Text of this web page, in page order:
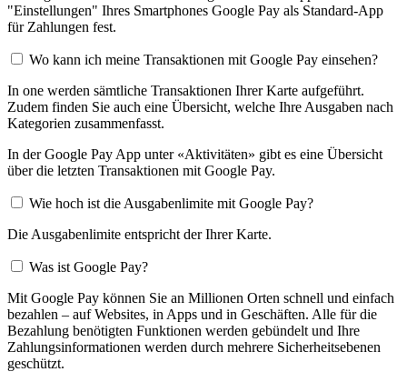
"Einstellungen" Ihres Smartphones Google Pay als Standard-App
für Zahlungen fest.
Wo kann ich meine Transaktionen mit Google Pay einsehen?
In one werden sämtliche Transaktionen Ihrer Karte aufgeführt.
Zudem finden Sie auch eine Übersicht, welche Ihre Ausgaben nach
Kategorien zusammenfasst.
In der Google Pay App unter «Aktivitäten» gibt es eine Übersicht
über die letzten Transaktionen mit Google Pay.
Wie hoch ist die Ausgabenlimite mit Google Pay?
Die Ausgabenlimite entspricht der Ihrer Karte.
Was ist Google Pay?
Mit Google Pay können Sie an Millionen Orten schnell und einfach
bezahlen – auf Websites, in Apps und in Geschäften. Alle für die
Bezahlung benötigten Funktionen werden gebündelt und Ihre
Zahlungsinformationen werden durch mehrere Sicherheitsebenen
geschützt.